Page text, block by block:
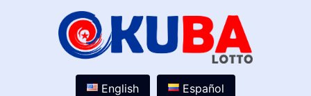
English
Español